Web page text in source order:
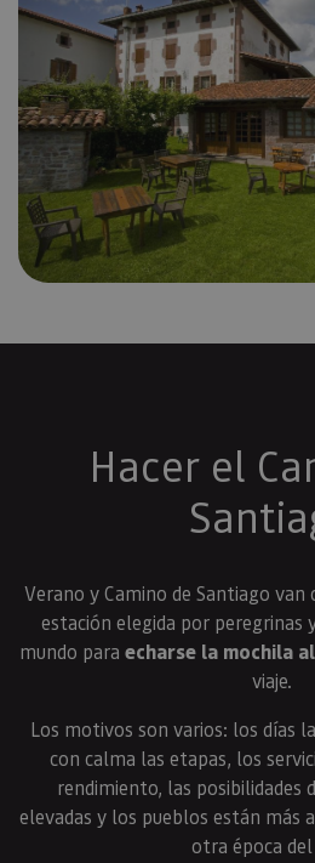
Hacer el
Verano y Camino de Santiago van
estación elegida por peregrinas
mundo para echarse la mochila
viaje.
Los motivos son varios: los días
con calma las etapas, los
rendimiento, las posibilidades
elevadas y los pueblos están más
otra época del